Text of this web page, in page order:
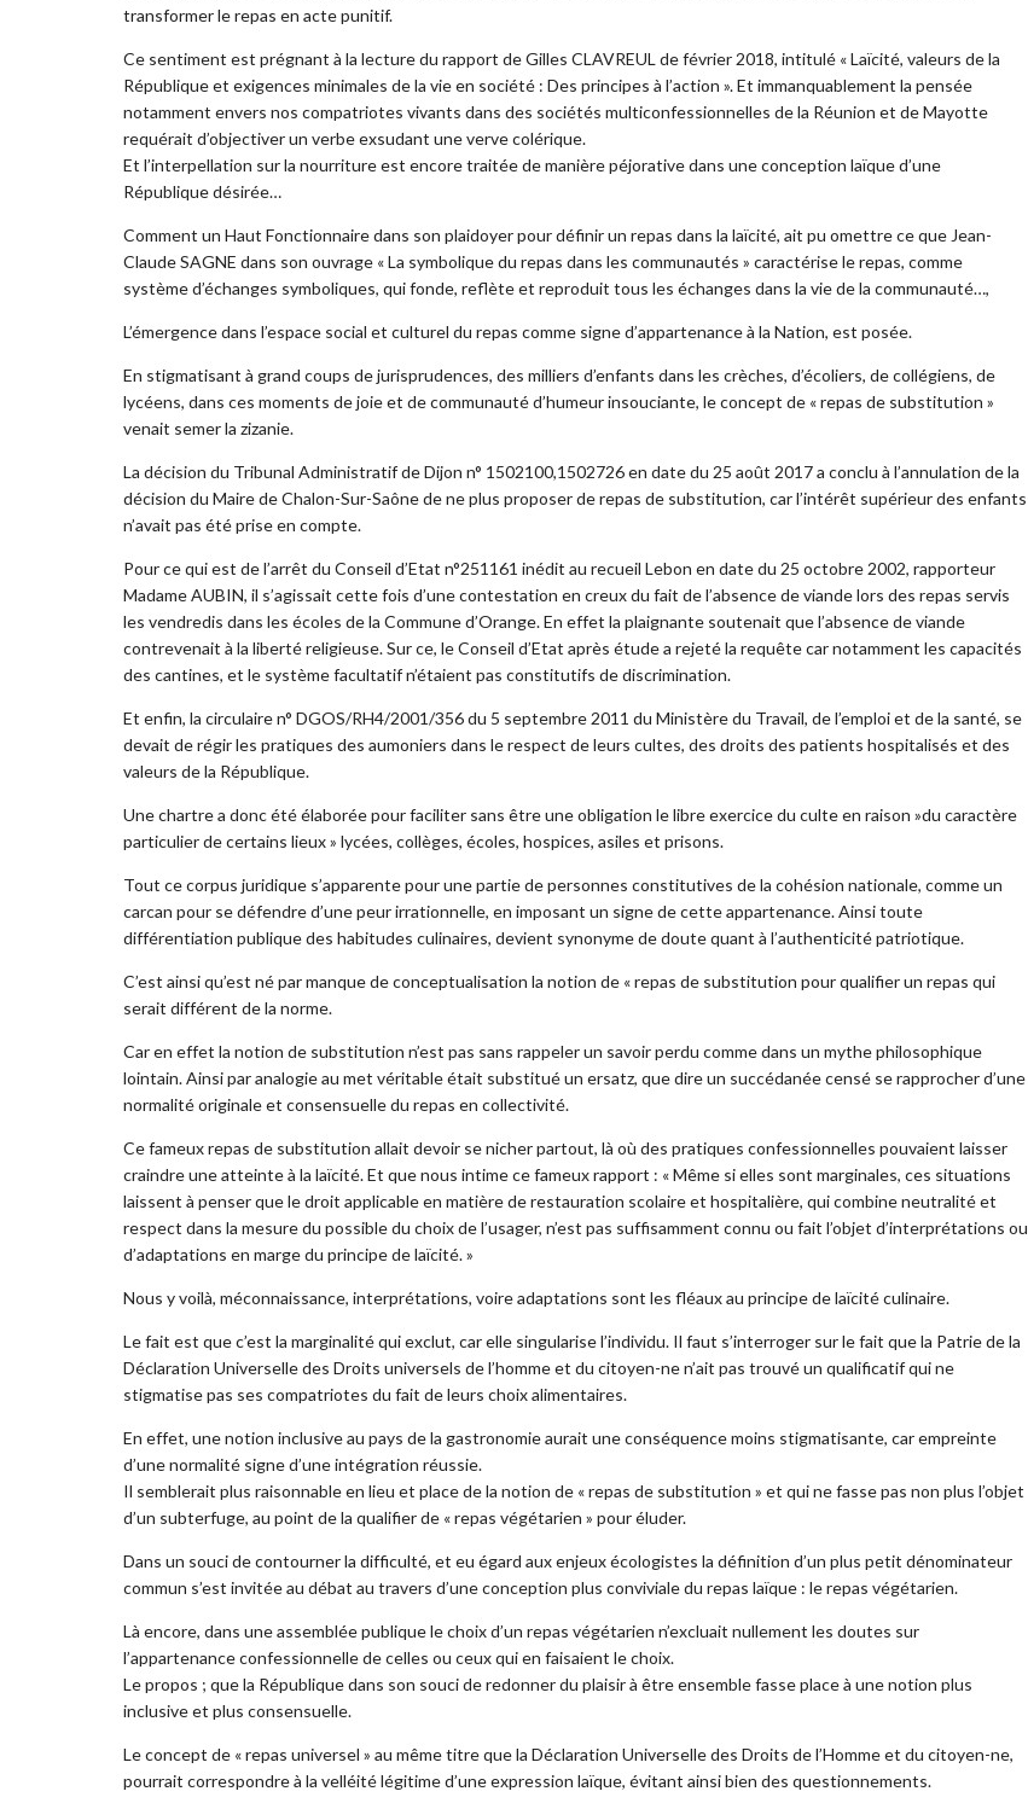
transformer le repas en acte punitif.
Ce sentiment est prégnant à la lecture du rapport de Gilles CLAVREUL de février 2018, intitulé « Laïcité, valeurs de la
République et exigences minimales de la vie en société : Des principes à l’action ». Et immanquablement la pensée
notamment envers nos compatriotes vivants dans des sociétés multiconfessionnelles de la Réunion et de Mayotte
requérait d’objectiver un verbe exsudant une verve colérique.
Et l’interpellation sur la nourriture est encore traitée de manière péjorative dans une conception laïque d’une
République désirée…
Comment un Haut Fonctionnaire dans son plaidoyer pour définir un repas dans la laïcité, ait pu omettre ce que Jean-
Claude SAGNE dans son ouvrage « La symbolique du repas dans les communautés » caractérise le repas, comme
système d’échanges symboliques, qui fonde, reflète et reproduit tous les échanges dans la vie de la communauté…,
L’émergence dans l’espace social et culturel du repas comme signe d’appartenance à la Nation, est posée.
En stigmatisant à grand coups de jurisprudences, des milliers d’enfants dans les crèches, d’écoliers, de collégiens, de
lycéens, dans ces moments de joie et de communauté d’humeur insouciante, le concept de « repas de substitution »
venait semer la zizanie.
La décision du Tribunal Administratif de Dijon n° 1502100,1502726 en date du 25 août 2017 a conclu à l’annulation de la
décision du Maire de Chalon-Sur-Saône de ne plus proposer de repas de substitution, car l’intérêt supérieur des enfants
n’avait pas été prise en compte.
Pour ce qui est de l’arrêt du Conseil d’Etat n°251161 inédit au recueil Lebon en date du 25 octobre 2002, rapporteur
Madame AUBIN, il s’agissait cette fois d’une contestation en creux du fait de l’absence de viande lors des repas servis
les vendredis dans les écoles de la Commune d’Orange. En effet la plaignante soutenait que l’absence de viande
contrevenait à la liberté religieuse. Sur ce, le Conseil d’Etat après étude a rejeté la requête car notamment les capacités
des cantines, et le système facultatif n’étaient pas constitutifs de discrimination.
Et enfin, la circulaire n° DGOS/RH4/2001/356 du 5 septembre 2011 du Ministère du Travail, de l’emploi et de la santé, se
devait de régir les pratiques des aumoniers dans le respect de leurs cultes, des droits des patients hospitalisés et des
valeurs de la République.
Une chartre a donc été élaborée pour faciliter sans être une obligation le libre exercice du culte en raison »du caractère
particulier de certains lieux » lycées, collèges, écoles, hospices, asiles et prisons.
Tout ce corpus juridique s’apparente pour une partie de personnes constitutives de la cohésion nationale, comme un
carcan pour se défendre d’une peur irrationnelle, en imposant un signe de cette appartenance. Ainsi toute
différentiation publique des habitudes culinaires, devient synonyme de doute quant à l’authenticité patriotique.
C’est ainsi qu’est né par manque de conceptualisation la notion de « repas de substitution pour qualifier un repas qui
serait différent de la norme.
Car en effet la notion de substitution n’est pas sans rappeler un savoir perdu comme dans un mythe philosophique
lointain. Ainsi par analogie au met véritable était substitué un ersatz, que dire un succédanée censé se rapprocher d’une
normalité originale et consensuelle du repas en collectivité.
Ce fameux repas de substitution allait devoir se nicher partout, là où des pratiques confessionnelles pouvaient laisser
craindre une atteinte à la laïcité. Et que nous intime ce fameux rapport : « Même si elles sont marginales, ces situations
laissent à penser que le droit applicable en matière de restauration scolaire et hospitalière, qui combine neutralité et
respect dans la mesure du possible du choix de l’usager, n’est pas suffisamment connu ou fait l’objet d’interprétations ou
d’adaptations en marge du principe de laïcité. »
Nous y voilà, méconnaissance, interprétations, voire adaptations sont les fléaux au principe de laïcité culinaire.
Le fait est que c’est la marginalité qui exclut, car elle singularise l’individu. Il faut s’interroger sur le fait que la Patrie de la
Déclaration Universelle des Droits universels de l’homme et du citoyen-ne n’ait pas trouvé un qualificatif qui ne
stigmatise pas ses compatriotes du fait de leurs choix alimentaires.
En effet, une notion inclusive au pays de la gastronomie aurait une conséquence moins stigmatisante, car empreinte
d’une normalité signe d’une intégration réussie.
Il semblerait plus raisonnable en lieu et place de la notion de « repas de substitution » et qui ne fasse pas non plus l’objet
d’un subterfuge, au point de la qualifier de « repas végétarien » pour éluder.
Dans un souci de contourner la difficulté, et eu égard aux enjeux écologistes la définition d’un plus petit dénominateur
commun s’est invitée au débat au travers d’une conception plus conviviale du repas laïque : le repas végétarien.
Là encore, dans une assemblée publique le choix d’un repas végétarien n’excluait nullement les doutes sur
l’appartenance confessionnelle de celles ou ceux qui en faisaient le choix.
Le propos ; que la République dans son souci de redonner du plaisir à être ensemble fasse place à une notion plus
inclusive et plus consensuelle.
Le concept de « repas universel » au même titre que la Déclaration Universelle des Droits de l’Homme et du citoyen-ne,
pourrait correspondre à la velléité légitime d’une expression laïque, évitant ainsi bien des questionnements.